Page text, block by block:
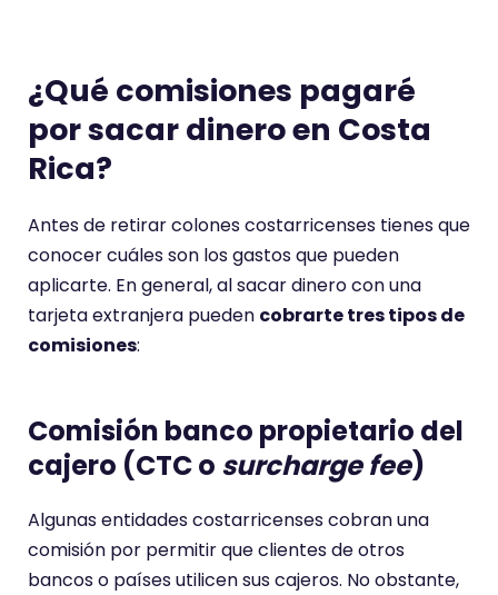
¿Qué comisiones pagaré
por sacar dinero en Costa
Rica?
Antes de retirar colones costarricenses tienes que
conocer cuáles son los gastos que pueden
aplicarte. En general, al sacar dinero con una
tarjeta extranjera pueden cobrarte tres tipos de
comisiones:
Comisión banco propietario del
cajero (CTC o surcharge fee)
Algunas entidades costarricenses cobran una
comisión por permitir que clientes de otros
bancos o países utilicen sus cajeros. No obstante,